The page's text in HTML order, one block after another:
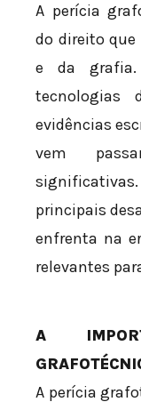
A perícia
do direito que
e da
evidências
vem
principais
enfrenta na
relevantes
A
A perícia